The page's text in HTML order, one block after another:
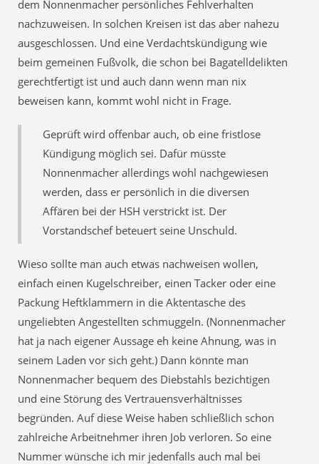
dem Nonnenmacher persönliches Fehlverhalten
nachzuweisen. In solchen Kreisen ist das aber nahezu
ausgeschlossen. Und eine Verdachtskündigung wie
beim gemeinen Fußvolk, die schon bei Bagatelldelikten
gerechtfertigt ist und auch dann wenn man nix
beweisen kann, kommt wohl nicht in Frage.
Geprüft wird offenbar auch, ob eine fristlose
Kündigung möglich sei. Dafür müsste
Nonnenmacher allerdings wohl nachgewiesen
werden, dass er persönlich in die diversen
Affären bei der HSH verstrickt ist. Der
Vorstandschef beteuert seine Unschuld.
Wieso sollte man auch etwas nachweisen wollen,
einfach einen Kugelschreiber, einen Tacker oder eine
Packung Heftklammern in die Aktentasche des
ungeliebten Angestellten schmuggeln. (Nonnenmacher
hat ja nach eigener Aussage eh keine Ahnung, was in
seinem Laden vor sich geht.) Dann könnte man
Nonnenmacher bequem des Diebstahls bezichtigen
und eine Störung des Vertrauensverhältnisses
begründen. Auf diese Weise haben schließlich schon
zahlreiche Arbeitnehmer ihren Job verloren. So eine
Nummer wünsche ich mir jedenfalls auch mal bei